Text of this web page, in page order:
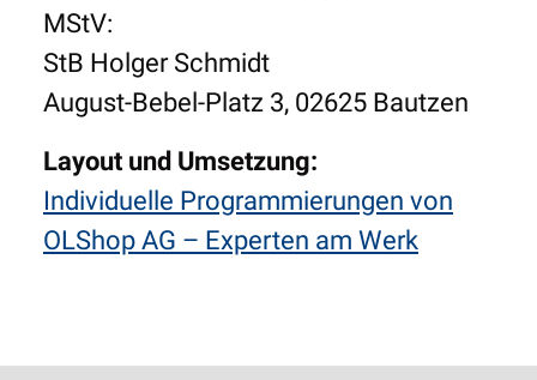
MStV:
StB Holger Schmidt
August-Bebel-Platz 3, 02625 Bautzen
Layout und Umsetzung:
Individuelle Programmierungen von
OLShop AG – Experten am Werk